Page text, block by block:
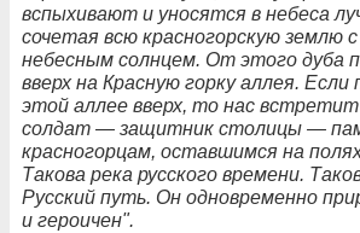
вспыхивают и уносятся в небеса
сочетая всю красногорскую землю
небесным солнцем. От этого дуба
вверх на Красную горку аллея. Если
этой аллее вверх, то нас
солдат — защитник столицы —
красногорцам, оставшимся на
Такова река русского времени.
Русский путь. Он одновременно
и героичен".